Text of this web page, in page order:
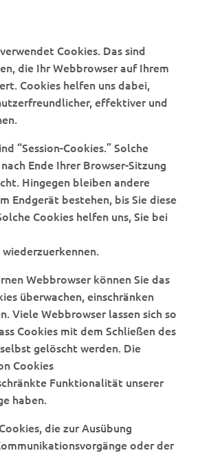
Cookies. Das sind
die Ihr Webbrowser auf Ihrem
Cookies helfen uns dabei,
effektiver und
“Session-Cookies.” Solche
Ende Ihrer Browser-Sitzung
Hingegen bleiben andere
Endgerät bestehen, bis Sie diese
Cookies helfen uns, Sie bei
Webbrowser können Sie das
überwachen, einschränken
Viele Webbrowser lassen sich so
Cookies mit dem Schließen des
gelöscht werden. Die
Cookies
Funktionalität unserer
haben.
die zur Ausübung
oder der